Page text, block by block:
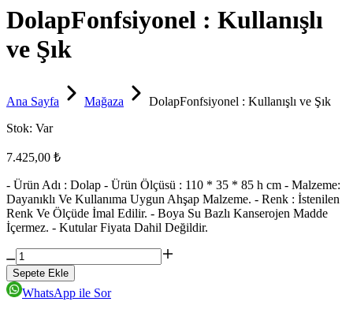
DolapFonfsiyonel : Kullanışlı
ve Şık
Ana Sayfa Mağaza
DolapFonfsiyonel : Kullanışlı ve Şık
Stok: Var
7.425,00 ₺
- Ürün Adı : Dolap - Ürün Ölçüsü : 110 * 35 * 85 h cm - Malzeme:
Dayanıklı Ve Kullanıma Uygun Ahşap Malzeme. - Renk : İstenilen
Renk Ve Ölçüde İmal Edilir. - Boya Su Bazlı Kanserojen Madde
İçermez. - Kutular Fiyata Dahil Değildir.
Sepete Ekle
WhatsApp ile Sor